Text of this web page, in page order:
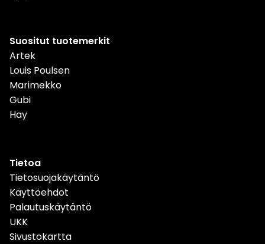
Suositut tuotemerkit
Artek
Louis Poulsen
Marimekko
Gubi
Hay
Tietoa
Tietosuojakäytäntö
Käyttöehdot
Palautuskäytäntö
UKK
Sivustokartta